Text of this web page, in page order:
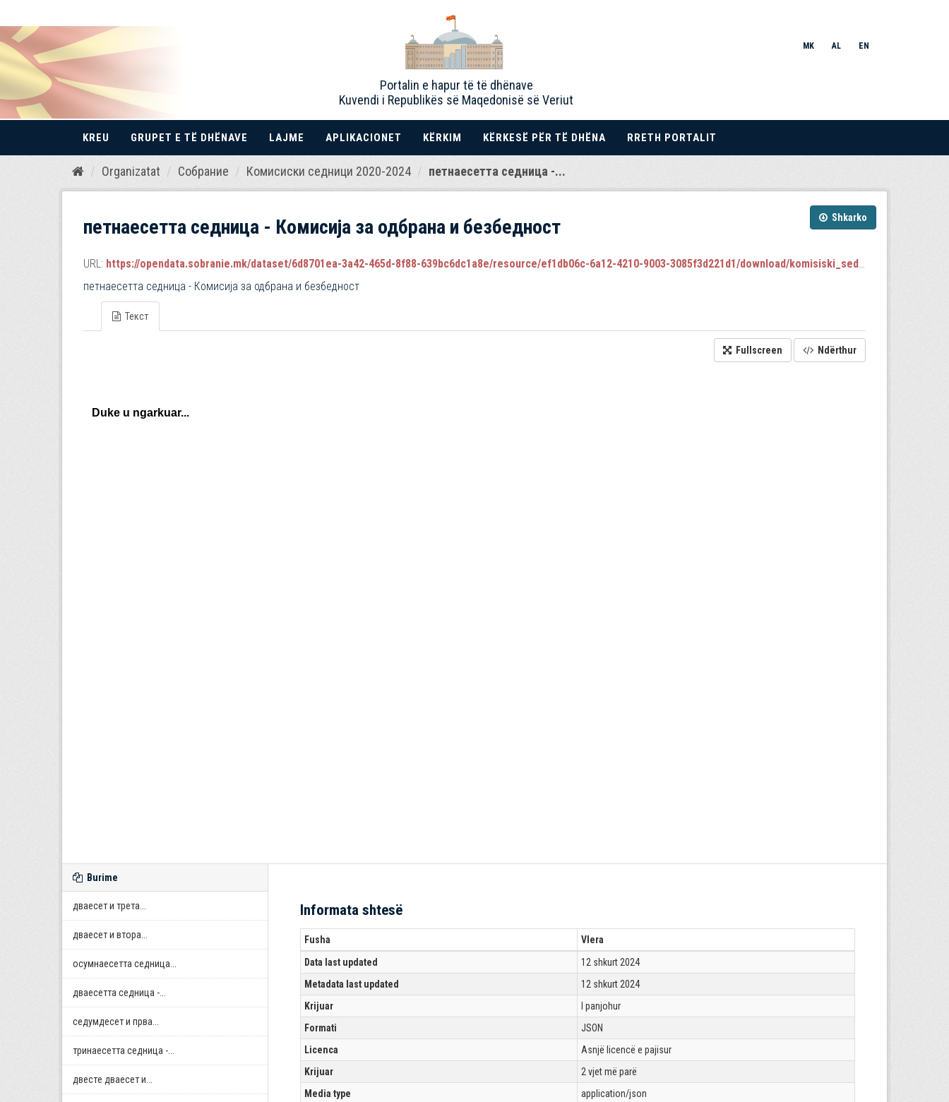
Kalo
Portalin e hapur të të dhënave
Kuvendi i Republikës së Maqedonisë së Veriut
MK AL EN
KREU GRUPET E TË DHËNAVE LAJME APLIKACIONET KËRKIM KËRKESË PËR TË DHËNA RRETH PORTALIT
Organizatat Собрание Комисиски седници 2020-2024 петнаесетта седница -...
Shkarko
петнаесетта седница - Комисија за одбрана и безбедност
URL: https://opendata.sobranie.mk/dataset/6d8701ea-3a42-465d-8f88-639bc6dc1a8e/resource/ef1db06c-6a12-4210-9003-3085f3d221d1/download/komisiski_sednici.json
петнаесетта седница - Комисија за одбрана и безбедност
Текст
Fullscreen Ndërthur
Burime
дваесет и трета...
дваесет и втора...
осумнaесетта седница...
дваесетта седница -...
седумдесет и прва...
тринаесетта седница -...
двестe дваесет и...
Informata shtesë
Fusha
Vlera
Data last updated
12 shkurt 2024
Metadata last updated
12 shkurt 2024
Krijuar
I panjohur
Formati
JSON
Licenca
Asnjë licencë e pajisur
Krijuar
2 vjet më parë
Media type
application/json